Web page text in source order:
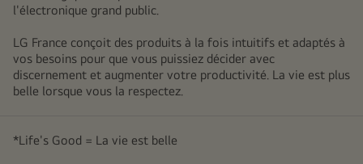
l'électronique grand public.
LG France conçoit des produits à la fois intuitifs et adaptés à
vos besoins pour que vous puissiez décider avec
discernement et augmenter votre productivité. La vie est plus
belle lorsque vous la respectez.
*Life's Good = La vie est belle